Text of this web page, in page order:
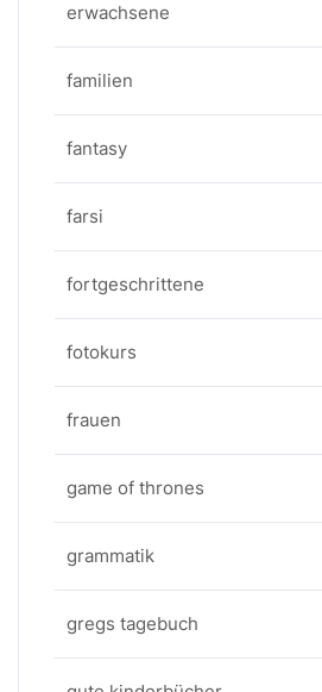
erwachsene
familien
fantasy
farsi
fortgeschrittene
fotokurs
frauen
game of thrones
grammatik
gregs tagebuch